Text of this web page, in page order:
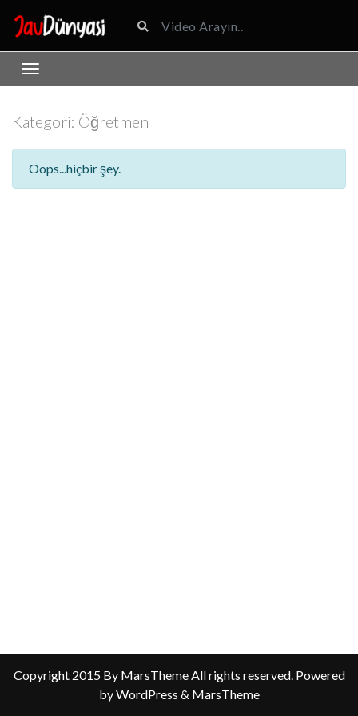
Kategori: Öğretmen
Oops...hiçbir şey.
Copyright 2015 By MarsTheme All rights reserved. Powered
by WordPress & MarsTheme